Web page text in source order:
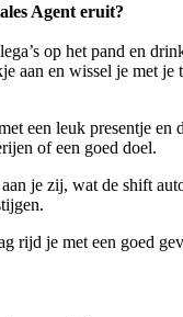
Agent eruit?
op het pand en
aan en wissel je met
een leuk presentje
of een goed doel.
aan je zij, wat de shift
rijd je met een goed